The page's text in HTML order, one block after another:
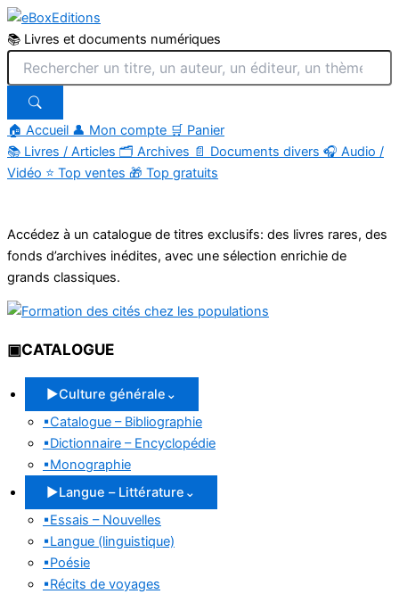
📚 Livres et documents numériques
🏠 Accueil 👤 Mon compte 🛒 Panier
📚 Livres / Articles 🗂 Archives 📄 Documents divers 🎧 Audio /
Vidéo ⭐ Top ventes 🎁 Top gratuits
contenu
Accédez à un catalogue de titres exclusifs: des livres rares, des
fonds d’archives inédites, avec une sélection enrichie de
grands classiques.
▣CATALOGUE
▶Culture générale ⌄
▪Catalogue – Bibliographie
▪Dictionnaire – Encyclopédie
▪Monographie
▶Langue – Littérature ⌄
▪Essais – Nouvelles
▪Langue (linguistique)
▪Poésie
▪Récits de voyages